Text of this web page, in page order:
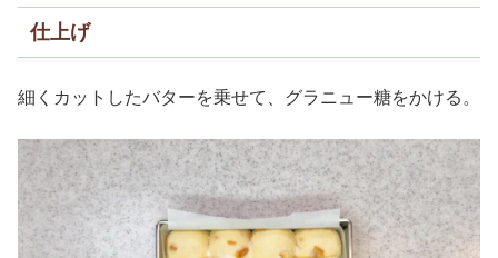
仕上げ
細くカットしたバターを乗せて、グラニュー糖をかける。